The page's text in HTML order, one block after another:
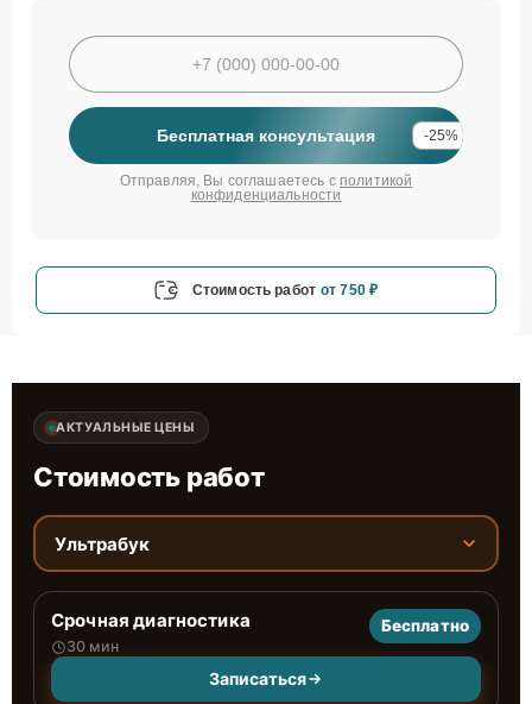
Бесплатная консультация -25%
Отправляя, Вы соглашаетесь с политикой
конфиденциальности
Стоимость работ от 750 ₽
АКТУАЛЬНЫЕ ЦЕНЫ
Стоимость работ
Ультрабук
Срочная диагностика
30 мин
Бесплатно
Записаться